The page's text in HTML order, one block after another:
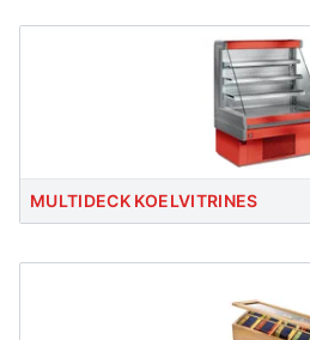
MULTIDECK KOELVITRINES